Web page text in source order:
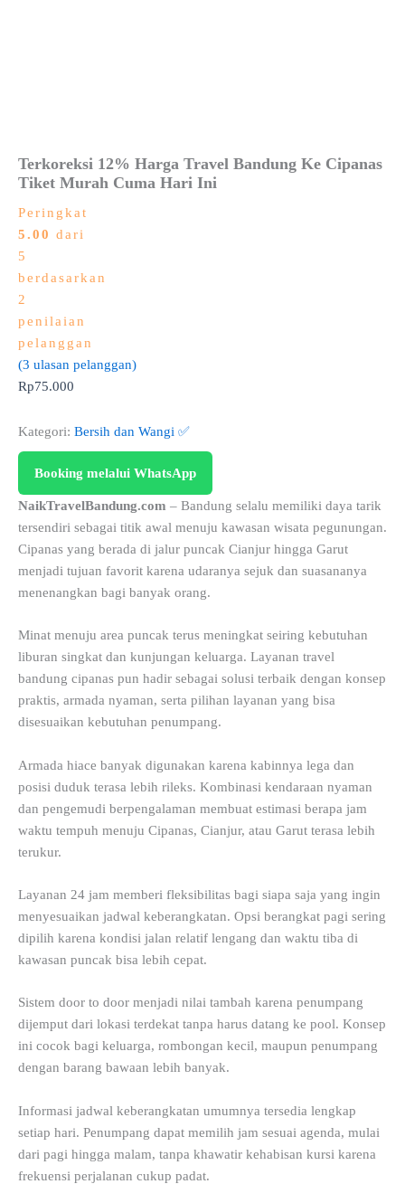
Terkoreksi 12% Harga Travel Bandung Ke Cipanas
Tiket Murah Cuma Hari Ini
Peringkat
5.00 dari
5
berdasarkan
2
penilaian
pelanggan
(3 ulasan pelanggan)
Rp75.000
Kategori: Bersih dan Wangi ✅
Booking melalui WhatsApp
NaikTravelBandung.com – Bandung selalu memiliki daya tarik
tersendiri sebagai titik awal menuju kawasan wisata pegunungan.
Cipanas yang berada di jalur puncak Cianjur hingga Garut
menjadi tujuan favorit karena udaranya sejuk dan suasananya
menenangkan bagi banyak orang.
Minat menuju area puncak terus meningkat seiring kebutuhan
liburan singkat dan kunjungan keluarga. Layanan travel
bandung cipanas pun hadir sebagai solusi terbaik dengan konsep
praktis, armada nyaman, serta pilihan layanan yang bisa
disesuaikan kebutuhan penumpang.
Armada hiace banyak digunakan karena kabinnya lega dan
posisi duduk terasa lebih rileks. Kombinasi kendaraan nyaman
dan pengemudi berpengalaman membuat estimasi berapa jam
waktu tempuh menuju Cipanas, Cianjur, atau Garut terasa lebih
terukur.
Layanan 24 jam memberi fleksibilitas bagi siapa saja yang ingin
menyesuaikan jadwal keberangkatan. Opsi berangkat pagi sering
dipilih karena kondisi jalan relatif lengang dan waktu tiba di
kawasan puncak bisa lebih cepat.
Sistem door to door menjadi nilai tambah karena penumpang
dijemput dari lokasi terdekat tanpa harus datang ke pool. Konsep
ini cocok bagi keluarga, rombongan kecil, maupun penumpang
dengan barang bawaan lebih banyak.
Informasi jadwal keberangkatan umumnya tersedia lengkap
setiap hari. Penumpang dapat memilih jam sesuai agenda, mulai
dari pagi hingga malam, tanpa khawatir kehabisan kursi karena
frekuensi perjalanan cukup padat.